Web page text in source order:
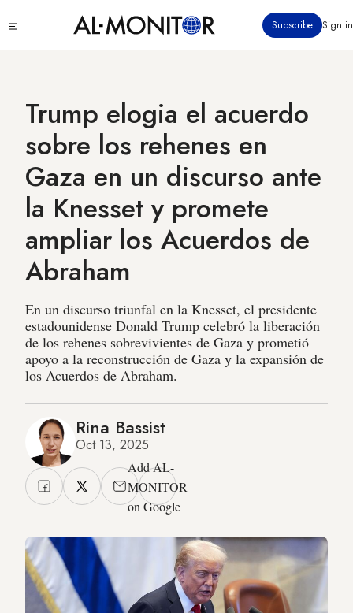
Subscribe Sign in
Trump elogia el acuerdo
sobre los rehenes en
Gaza en un discurso ante
la Knesset y promete
ampliar los Acuerdos de
Abraham
En un discurso triunfal en la Knesset, el presidente
estadounidense Donald Trump celebró la liberación
de los rehenes sobrevivientes de Gaza y prometió
apoyo a la reconstrucción de Gaza y la expansión de
los Acuerdos de Abraham.
Rina Bassist
Oct 13, 2025
Add AL-
MONITOR
on Google